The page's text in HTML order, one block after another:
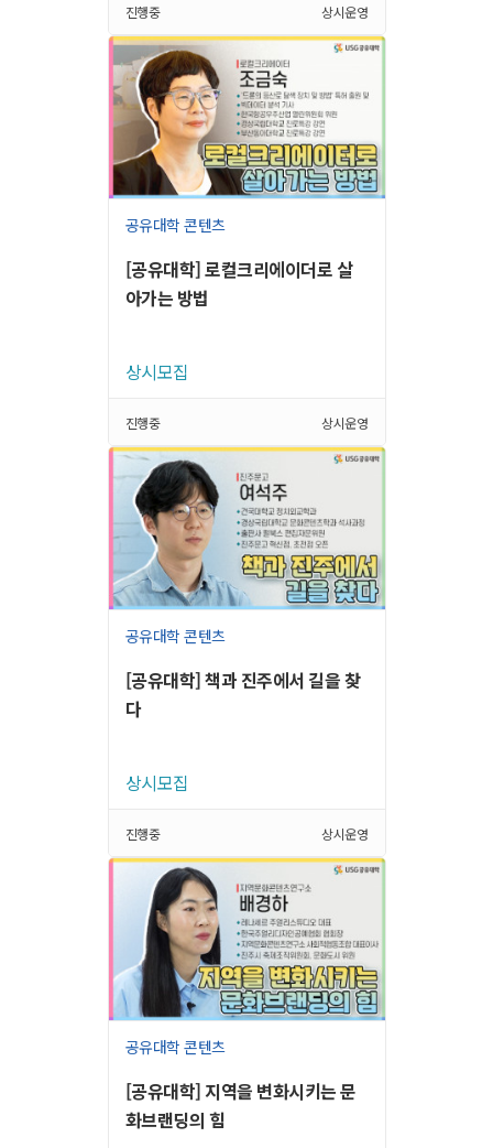
진행중 상시운영
공유대학 콘텐츠
[공유대학] 로컬크리에이더로 살
아가는 방법
상시모집
진행중 상시운영
공유대학 콘텐츠
[공유대학] 책과 진주에서 길을 찾
다
상시모집
진행중 상시운영
공유대학 콘텐츠
[공유대학] 지역을 변화시키는 문
화브랜딩의 힘